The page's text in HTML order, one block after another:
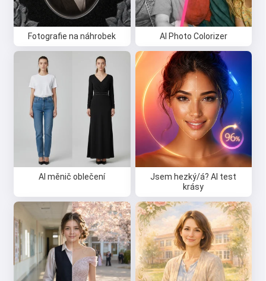
Fotografie na náhrobek AI Photo Colorizer
AI měnič oblečení
Jsem hezký/á? AI test
krásy